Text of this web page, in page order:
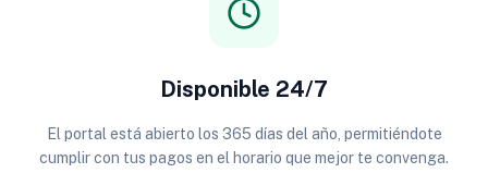
Disponible 24/7
El portal está abierto los 365 días del año, permitiéndote
cumplir con tus pagos en el horario que mejor te convenga.